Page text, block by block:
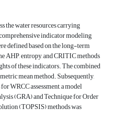
the water resources carrying
indicator modeling
defined based on the long-term
AHP, entropy, and CRITIC methods
of these indicators. The combined
mean method. Subsequently,
WRCC assessment, a model
(GRA) and Technique for Order
(TOPSIS) methods was